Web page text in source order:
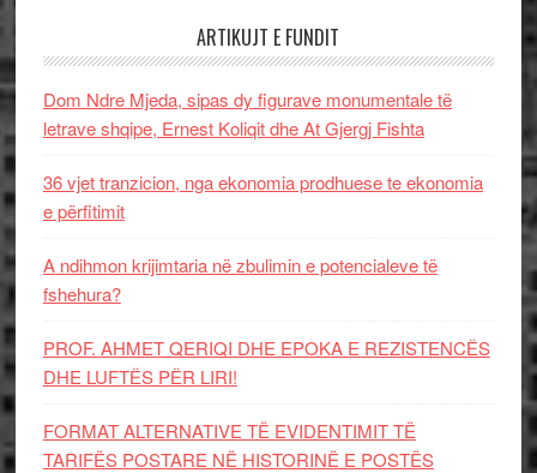
ARTIKUJT E FUNDIT
Dom Ndre Mjeda, sipas dy figurave monumentale të
letrave shqipe, Ernest Koliqit dhe At Gjergj Fishta
36 vjet tranzicion, nga ekonomia prodhuese te ekonomia
e përfitimit
A ndihmon krijimtaria në zbulimin e potencialeve të
fshehura?
PROF. AHMET QERIQI DHE EPOKA E REZISTENCЁS
DHE LUFTЁS PЁR LIRI!
FORMAT ALTERNATIVE TË EVIDENTIMIT TË
TARIFËS POSTARE NË HISTORINË E POSTËS